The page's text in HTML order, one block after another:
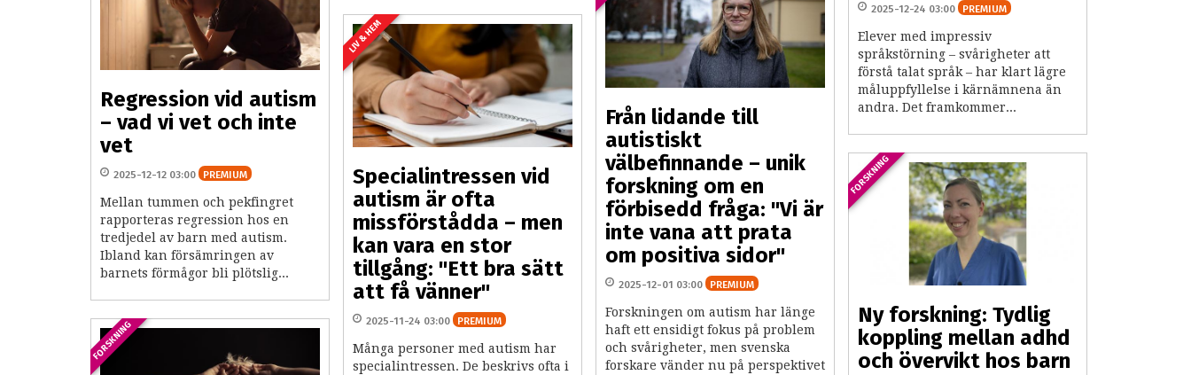
2025-12-24 03:00 PREMIUM
Elever med impressiv
språkstörning – svårigheter att
förstå talat språk – har klart lägre
måluppfyllelse i kärnämnena än
andra. Det framkommer...
Regression vid autism
– vad vi vet och inte
vet
2025-12-12 03:00 PREMIUM
Mellan tummen och pekfingret
rapporteras regression hos en
tredjedel av barn med autism.
Ibland kan försämringen av
barnets förmågor bli plötslig...
Från lidande till
autistiskt
välbefinnande – unik
forskning om en
förbisedd fråga: "Vi är
inte vana att prata
om positiva sidor"
2025-12-01 03:00 PREMIUM
Forskningen om autism har länge
haft ett ensidigt fokus på problem
och svårigheter, men svenska
forskare vänder nu på perspektivet
LIV & HEM
Specialintressen vid
autism är ofta
missförstådda – men
kan vara en stor
tillgång: "Ett bra sätt
att få vänner"
2025-11-24 03:00 PREMIUM
Många personer med autism har
specialintressen. De beskrivs ofta i
FORSKNING
Ny forskning: Tydlig
koppling mellan adhd
och övervikt hos barn
FORSKNING